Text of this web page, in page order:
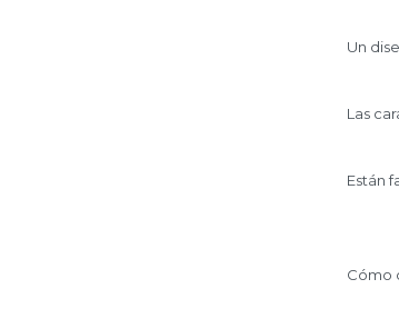
Un
Las
Están
Cómo